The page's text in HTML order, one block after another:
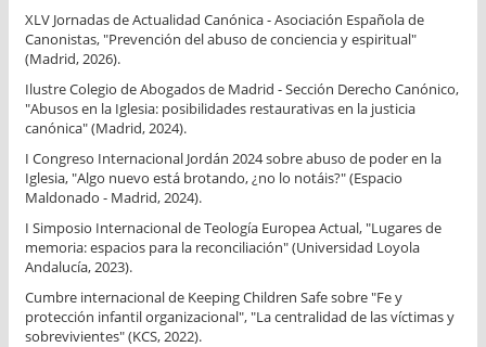
XLV Jornadas de Actualidad Canónica - Asociación Española de
Canonistas, "Prevención del abuso de conciencia y espiritual"
(Madrid, 2026).
Ilustre Colegio de Abogados de Madrid - Sección Derecho Canónico,
"Abusos en la Iglesia: posibilidades restaurativas en la justicia
canónica" (Madrid, 2024).
I Congreso Internacional Jordán 2024 sobre abuso de poder en la
Iglesia, "Algo nuevo está brotando, ¿no lo notáis?" (Espacio
Maldonado - Madrid, 2024).
I Simposio Internacional de Teología Europea Actual, "Lugares de
memoria: espacios para la reconciliación" (Universidad Loyola
Andalucía, 2023).
Cumbre internacional de Keeping Children Safe sobre "Fe y
protección infantil organizacional", "La centralidad de las víctimas y
sobrevivientes" (KCS, 2022).